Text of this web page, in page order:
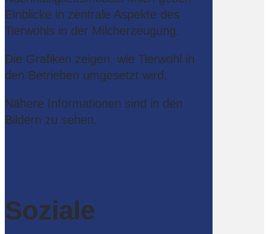
Einblicke in zentrale Aspekte des
Tierwohls in der Milcherzeugung.
Die Grafiken zeigen, wie Tierwohl in
den Betrieben umgesetzt wird.
Nähere Informationen sind in den
Bildern zu sehen.
Soziale